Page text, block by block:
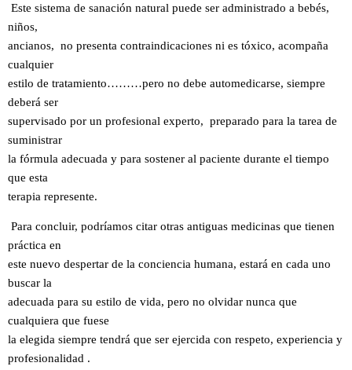
Este sistema de sanación natural puede ser administrado a bebés,
niños,
ancianos, no presenta contraindicaciones ni es tóxico, acompaña
cualquier
estilo de tratamiento………pero no debe automedicarse, siempre
deberá ser
supervisado por un profesional experto, preparado para la tarea de
suministrar
la fórmula adecuada y para sostener al paciente durante el tiempo
que esta
terapia represente.
Para concluir, podríamos citar otras antiguas medicinas que tienen
práctica en
este nuevo despertar de la conciencia humana, estará en cada uno
buscar la
adecuada para su estilo de vida, pero no olvidar nunca que
cualquiera que fuese
la elegida siempre tendrá que ser ejercida con respeto, experiencia y
profesionalidad .